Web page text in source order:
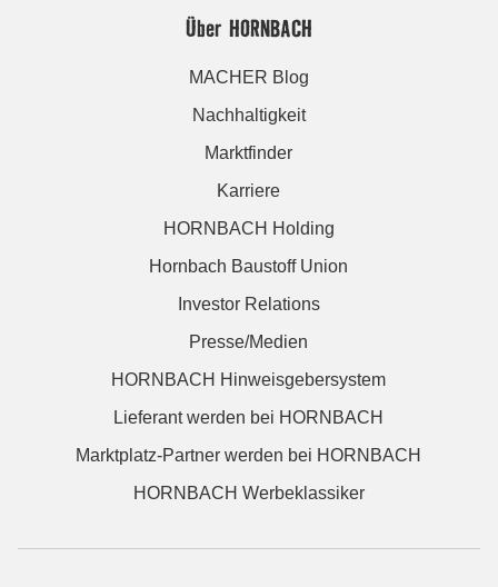
Über HORNBACH
MACHER Blog
Nachhaltigkeit
Marktfinder
Karriere
HORNBACH Holding
Hornbach Baustoff Union
Investor Relations
Presse/Medien
HORNBACH Hinweisgebersystem
Lieferant werden bei HORNBACH
Marktplatz-Partner werden bei HORNBACH
HORNBACH Werbeklassiker